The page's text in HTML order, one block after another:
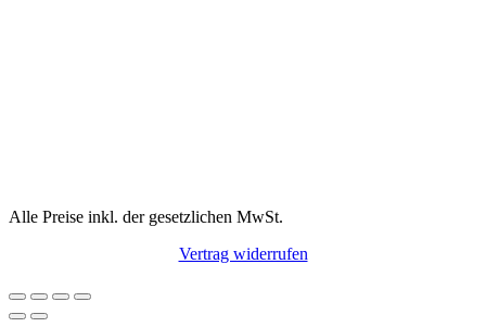
Alle Preise inkl. der gesetzlichen MwSt.
Vertrag widerrufen